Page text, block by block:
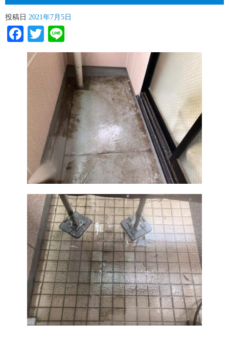
投稿日 2021年7月5日
Facebook
Twitter